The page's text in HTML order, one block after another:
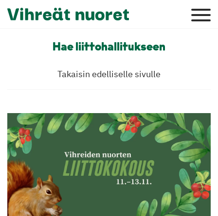
Hae liittohallitukseen
Takaisin edelliselle sivulle